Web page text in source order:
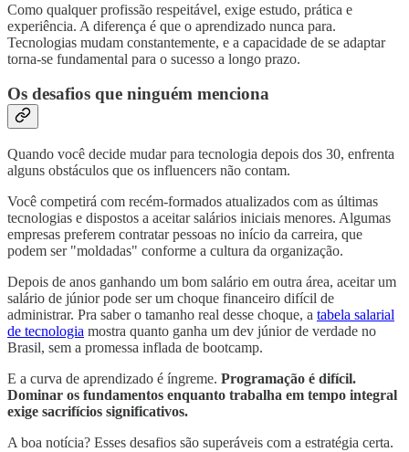
Como qualquer profissão respeitável, exige estudo, prática e
experiência. A diferença é que o aprendizado nunca para.
Tecnologias mudam constantemente, e a capacidade de se adaptar
torna-se fundamental para o sucesso a longo prazo.
Os desafios que ninguém menciona
Quando você decide mudar para tecnologia depois dos 30, enfrenta
alguns obstáculos que os influencers não contam.
Você competirá com recém-formados atualizados com as últimas
tecnologias e dispostos a aceitar salários iniciais menores. Algumas
empresas preferem contratar pessoas no início da carreira, que
podem ser "moldadas" conforme a cultura da organização.
Depois de anos ganhando um bom salário em outra área, aceitar um
salário de júnior pode ser um choque financeiro difícil de
administrar. Pra saber o tamanho real desse choque, a tabela salarial
de tecnologia mostra quanto ganha um dev júnior de verdade no
Brasil, sem a promessa inflada de bootcamp.
E a curva de aprendizado é íngreme. Programação é difícil.
Dominar os fundamentos enquanto trabalha em tempo integral
exige sacrifícios significativos.
A boa notícia? Esses desafios são superáveis com a estratégia certa.